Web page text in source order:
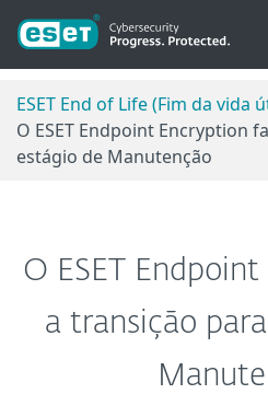
ESET End of Life (Fim da vida
O ESET Endpoint Encryption
estágio de Manutenção
O ESET
a transição